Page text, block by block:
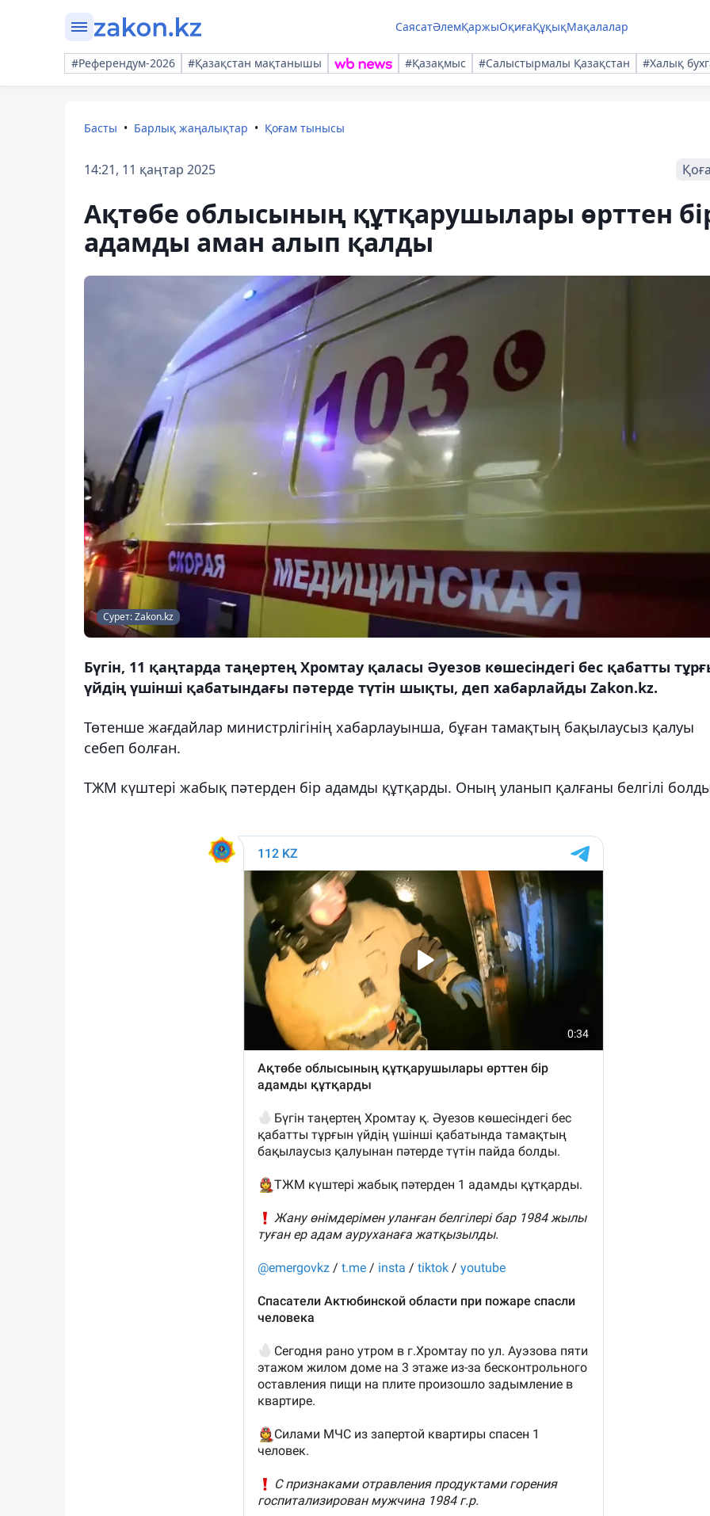
СаясатӘлемҚаржыОқиғаҚұқықМақалалар
#Референдум-2026 #Қазақстан мақтанышы #Қазақмыс #Салыстырмалы Қазақстан #Халық
Басты Барлық жаңалықтар Қоғам тынысы
14:21, 11 қаңтар 2025
Ақтөбе облысының құтқарушылары өрттен
адамды аман алып қалды
Сурет: Zakon.kz
Бүгін, 11 қаңтарда таңертең Хромтау қаласы Әуезов көшесіндегі бес қабатты
үйдің үшінші қабатындағы пәтерде түтін шықты, деп хабарлайды Zakon.kz.
Төтенше жағдайлар министрлігінің хабарлауынша, бұған тамақтың бақылаусыз қалуы
себеп болған.
ТЖМ күштері жабық пәтерден бір адамды құтқарды. Оның уланып қалғаны белгілі